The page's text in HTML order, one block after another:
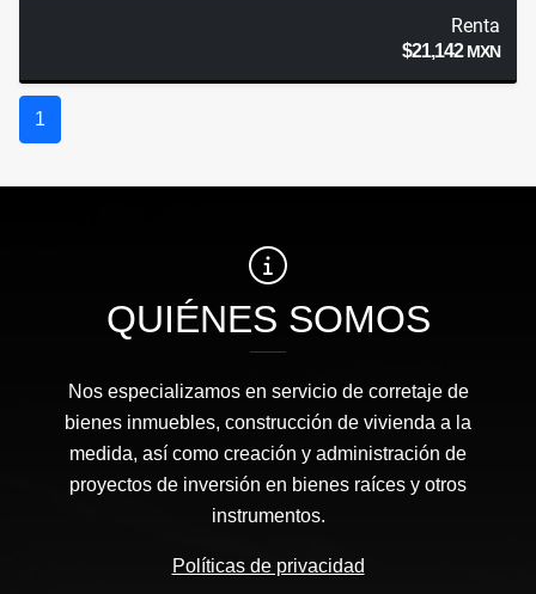
Renta
$21,142MXN
1
QUIÉNES SOMOS
Nos especializamos en servicio de corretaje de
bienes inmuebles, construcción de vivienda a la
medida, así como creación y administración de
proyectos de inversión en bienes raíces y otros
instrumentos.
Políticas de privacidad